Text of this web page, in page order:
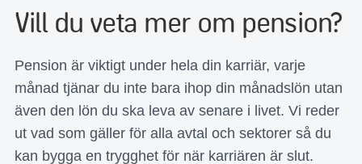
Vill du veta mer om pension?
Pension är viktigt under hela din karriär, varje
månad tjänar du inte bara ihop din månadslön utan
även den lön du ska leva av senare i livet. Vi reder
ut vad som gäller för alla avtal och sektorer så du
kan bygga en trygghet för när karriären är slut.